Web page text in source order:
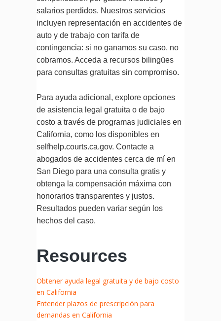
salarios perdidos. Nuestros servicios
incluyen representación en accidentes de
auto y de trabajo con tarifa de
contingencia: si no ganamos su caso, no
cobramos. Acceda a recursos bilingües
para consultas gratuitas sin compromiso.
Para ayuda adicional, explore opciones
de asistencia legal gratuita o de bajo
costo a través de programas judiciales en
California, como los disponibles en
selfhelp.courts.ca.gov. Contacte a
abogados de accidentes cerca de mí en
San Diego para una consulta gratis y
obtenga la compensación máxima con
honorarios transparentes y justos.
Resultados pueden variar según los
hechos del caso.
Resources
Obtener ayuda legal gratuita y de bajo costo
en California
Entender plazos de prescripción para
demandas en California